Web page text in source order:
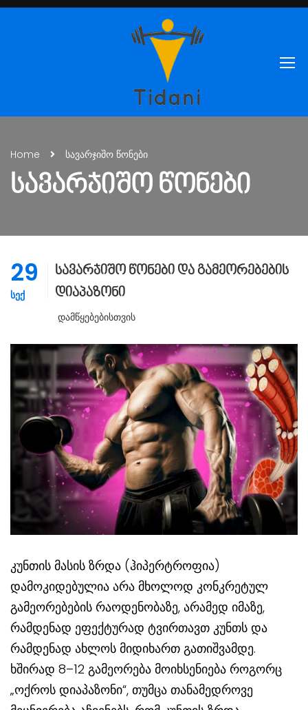
Home სავარჯიშო წონები
ᲡᲐᲕᲐᲠᲯᲘᲨᲝ ᲬᲝᲜᲔᲑᲘ
29
ᲡᲔᲥ
სავარჯიშო წონები და გამეორებების
დიაპაზონი
Დამწყებებისთვის
კუნთის მასის ზრდა (ჰიპერტროფია)
დამოკიდებულია არა მხოლოდ კონკრეტულ
გამეორებების რაოდენობაზე, არამედ იმაზე,
რამდენად ეფექტურად ტვირთავთ კუნთს და
რამდენად ახლოს მიდიხართ გათიშვამდე.
ხშირად 8–12 გამეორება მოიხსენიება როგორც
„ოქროს დიაპაზონი“, თუმცა თანამედროვე